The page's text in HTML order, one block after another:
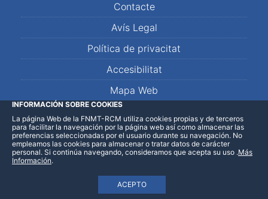
Contacte
Avís Legal
Política de privacitat
Accesibilitat
Mapa Web
LinkedInFacebookWhatsApp
INFORMACIÓN SOBRE COOKIES
La página Web de la FNMT-RCM utiliza cookies propias y de terceros
para facilitar la navegación por la página web así como almacenar las
preferencias seleccionadas por el usuario durante su navegación. No
empleamos las cookies para almacenar o tratar datos de carácter
personal. Si continúa navegando, consideramos que acepta su uso
ACEPTO
.Más
Información.